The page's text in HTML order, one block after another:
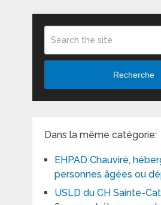
Recherche
Dans la même catégorie:
EHPAD Chauviré,
personnes âgées ou
USLD du CH Sainte-